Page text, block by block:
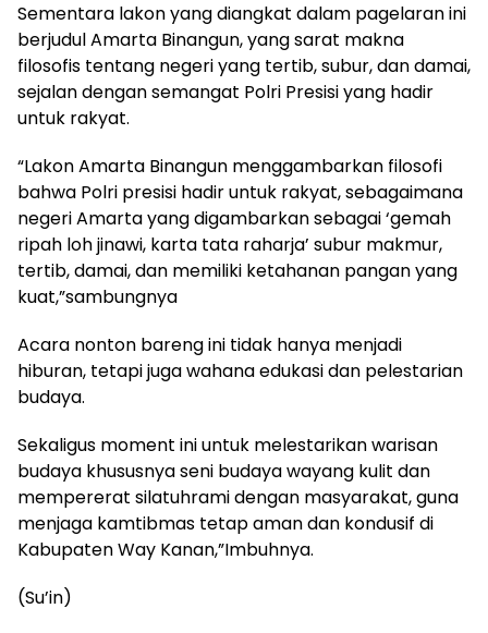
Sementara lakon yang diangkat dalam pagelaran ini
berjudul Amarta Binangun, yang sarat makna
filosofis tentang negeri yang tertib, subur, dan damai,
sejalan dengan semangat Polri Presisi yang hadir
untuk rakyat.
“Lakon Amarta Binangun menggambarkan filosofi
bahwa Polri presisi hadir untuk rakyat, sebagaimana
negeri Amarta yang digambarkan sebagai ‘gemah
ripah loh jinawi, karta tata raharja’ subur makmur,
tertib, damai, dan memiliki ketahanan pangan yang
kuat,”sambungnya
Acara nonton bareng ini tidak hanya menjadi
hiburan, tetapi juga wahana edukasi dan pelestarian
budaya.
Sekaligus moment ini untuk melestarikan warisan
budaya khususnya seni budaya wayang kulit dan
mempererat silatuhrami dengan masyarakat, guna
menjaga kamtibmas tetap aman dan kondusif di
Kabupaten Way Kanan,”Imbuhnya.
(Su’in)